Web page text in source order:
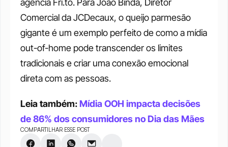
agência Fri.to. Para João Binda, Diretor
Comercial da JCDecaux, o queijo parmesão
gigante é um exemplo perfeito de como a mídia
out-of-home pode transcender os limites
tradicionais e criar uma conexão emocional
direta com as pessoas.
Leia também: Mídia OOH impacta decisões
de 86% dos consumidores no Dia das Mães
COMPARTILHAR ESSE POST